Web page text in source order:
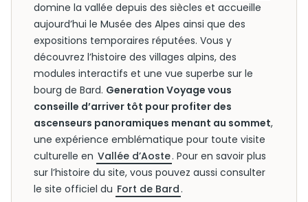
domine la vallée depuis des siècles et accueille
aujourd’hui le Musée des Alpes ainsi que des
expositions temporaires réputées. Vous y
découvrez l’histoire des villages alpins, des
modules interactifs et une vue superbe sur le
bourg de Bard. Generation Voyage vous
conseille d’arriver tôt pour profiter des
ascenseurs panoramiques menant au sommet,
une expérience emblématique pour toute visite
culturelle en Vallée d’Aoste. Pour en savoir plus
sur l’histoire du site, vous pouvez aussi consulter
le site officiel du Fort de Bard .